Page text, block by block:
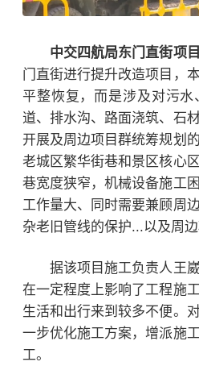
中交四航局东门直街项
门直街进行提升改造项目，
平整恢复，而是涉及对污
道、排水沟、路面浇筑、石
开展及周边项目群统筹规划
老城区繁华街巷和景区核心
巷宽度狭窄，机械设备施工
工作量大、同时需要兼顾周
杂老旧管线的保护...以及周
据该项目施工负责人王崴
在一定程度上影响了工程施
生活和出行来到较多不便。
一步优化施工方案，增派施
工。